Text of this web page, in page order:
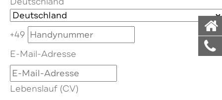
+49
E-Mail-Adresse
Lebenslauf (CV)